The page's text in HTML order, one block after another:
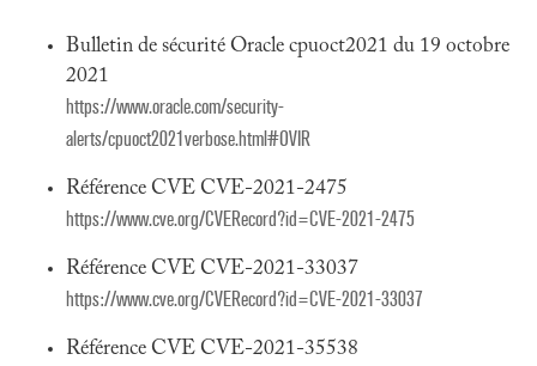
Bulletin de sécurité Oracle cpuoct2021 du 19 octobre
2021
https://www.oracle.com/security-
alerts/cpuoct2021verbose.html#OVIR
Référence CVE CVE-2021-2475
https://www.cve.org/CVERecord?id=CVE-2021-2475
Référence CVE CVE-2021-33037
https://www.cve.org/CVERecord?id=CVE-2021-33037
Référence CVE CVE-2021-35538